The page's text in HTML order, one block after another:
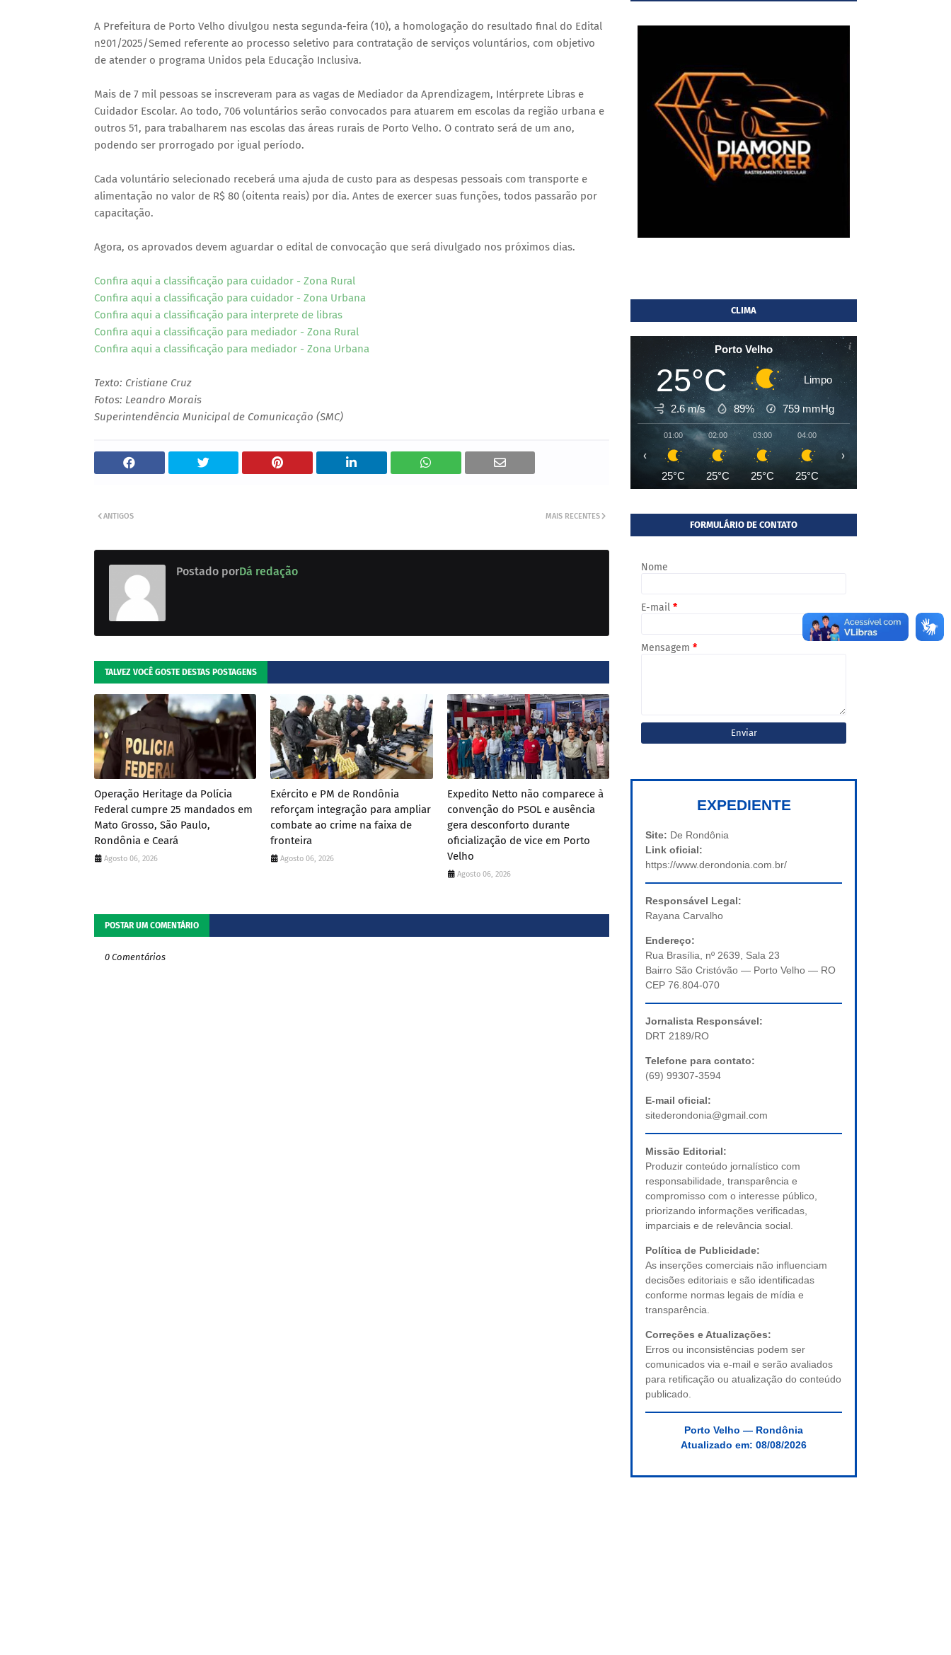
A Prefeitura de Porto Velho divulgou nesta segunda-feira (10), a homologação do resultado final do Edital
nº01/2025/Semed referente ao processo seletivo para contratação de serviços voluntários, com objetivo
de atender o programa Unidos pela Educação Inclusiva.
Mais de 7 mil pessoas se inscreveram para as vagas de Mediador da Aprendizagem, Intérprete Libras e
Cuidador Escolar. Ao todo, 706 voluntários serão convocados para atuarem em escolas da região urbana e
outros 51, para trabalharem nas escolas das áreas rurais de Porto Velho. O contrato será de um ano,
podendo ser prorrogado por igual período.
Cada voluntário selecionado receberá uma ajuda de custo para as despesas pessoais com transporte e
alimentação no valor de R$ 80 (oitenta reais) por dia. Antes de exercer suas funções, todos passarão por
capacitação.
Agora, os aprovados devem aguardar o edital de convocação que será divulgado nos próximos dias.
Confira aqui a classificação para cuidador - Zona Rural
Confira aqui a classificação para cuidador - Zona Urbana
Confira aqui a classificação para interprete de libras
Confira aqui a classificação para mediador - Zona Rural
Confira aqui a classificação para mediador - Zona Urbana
Texto: Cristiane Cruz
Fotos: Leandro Morais
Superintendência Municipal de Comunicação (SMC)
MAIS RECENTES
ANTIGOS
Postado porDá redação
TALVEZ VOCÊ GOSTE DESTAS POSTAGENS
Operação Heritage da Polícia
Federal cumpre 25 mandados em
Mato Grosso, São Paulo,
Rondônia e Ceará
Agosto 06, 2026
Exército e PM de Rondônia
reforçam integração para ampliar
combate ao crime na faixa de
fronteira
Agosto 06, 2026
Expedito Netto não comparece à
convenção do PSOL e ausência
gera desconforto durante
oficialização de vice em Porto
Velho
Agosto 06, 2026
POSTAR UM COMENTÁRIO
0 Comentários
CLIMA
Porto Velho
25°C Limpo
2.6 m/s 89% 759 mmHg
01:00
25°C
02:00
25°C
03:00
25°C
04:00
25°C
‹ ›
FORMULÁRIO DE CONTATO
Nome
E-mail *
Mensagem *
EXPEDIENTE
Site: De Rondônia
Link oficial:
https://www.derondonia.com.br/
Responsável Legal:
Rayana Carvalho
Endereço:
Rua Brasília, nº 2639, Sala 23
Bairro São Cristóvão — Porto Velho — RO
CEP 76.804-070
Jornalista Responsável:
DRT 2189/RO
Telefone para contato:
(69) 99307-3594
E-mail oficial:
sitederondonia@gmail.com
Missão Editorial:
Produzir conteúdo jornalístico com
responsabilidade, transparência e
compromisso com o interesse público,
priorizando informações verificadas,
imparciais e de relevância social.
Política de Publicidade:
As inserções comerciais não influenciam
decisões editoriais e são identificadas
conforme normas legais de mídia e
transparência.
Correções e Atualizações:
Erros ou inconsistências podem ser
comunicados via e-mail e serão avaliados
para retificação ou atualização do conteúdo
publicado.
Porto Velho — Rondônia
Atualizado em: 08/08/2026